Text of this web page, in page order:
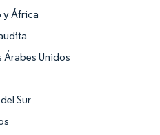
y África
Árabes Unidos
Sur